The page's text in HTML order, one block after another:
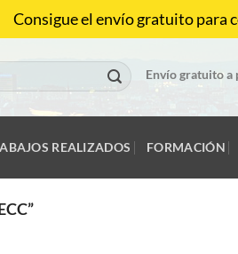
Envío gratuito a
REALIZADOS FORMACIÓN
Consigue el envío gratuito para